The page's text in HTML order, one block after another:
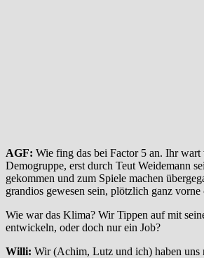
AGF: Wie fing das bei Factor 5 an. Ihr wart
Demogruppe, erst durch Teut Weidemann
gekommen und zum Spiele machen
grandios gewesen sein, plötzlich ganz vorne
Wie war das Klima? Wir Tippen auf mit
entwickeln, oder doch nur ein Job?
Willi: Wir (Achim, Lutz und ich) haben uns